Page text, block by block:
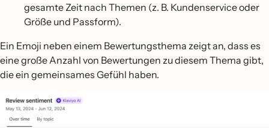
gesamte Zeit nach Themen (z. B. Kundenservice oder
Größe und Passform).
Ein Emoji neben einem Bewertungsthema zeigt an, dass es
eine große Anzahl von Bewertungen zu diesem Thema gibt,
die ein gemeinsames Gefühl haben.